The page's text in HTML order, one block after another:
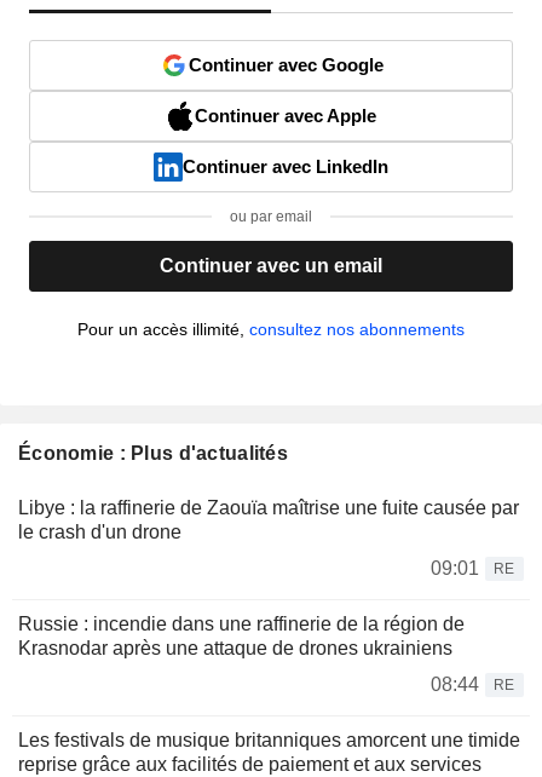
Continuer avec Google
Continuer avec Apple
Continuer avec LinkedIn
ou par email
Continuer avec un email
Pour un accès illimité, consultez nos abonnements
Économie : Plus d'actualités
Libye : la raffinerie de Zaouïa maîtrise une fuite causée par
le crash d'un drone
09:01
RE
Russie : incendie dans une raffinerie de la région de
Krasnodar après une attaque de drones ukrainiens
08:44
RE
Les festivals de musique britanniques amorcent une timide
reprise grâce aux facilités de paiement et aux services